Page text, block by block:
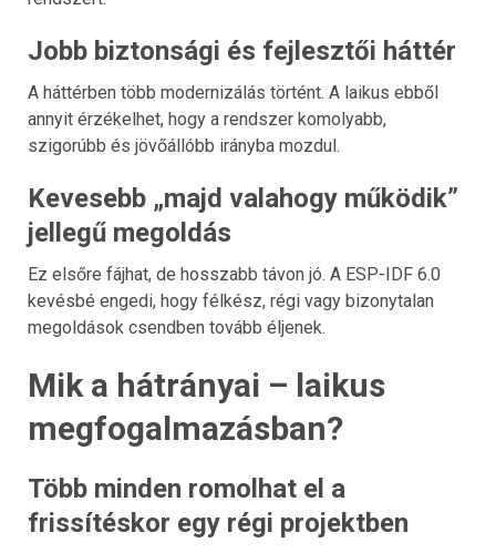
Jobb biztonsági és fejlesztői háttér
A háttérben több modernizálás történt. A laikus ebből
annyit érzékelhet, hogy a rendszer komolyabb,
szigorúbb és jövőállóbb irányba mozdul.
Kevesebb „majd valahogy működik”
jellegű megoldás
Ez elsőre fájhat, de hosszabb távon jó. A ESP-IDF 6.0
kevésbé engedi, hogy félkész, régi vagy bizonytalan
megoldások csendben tovább éljenek.
Mik a hátrányai – laikus
megfogalmazásban?
Több minden romolhat el a
frissítéskor egy régi projektben